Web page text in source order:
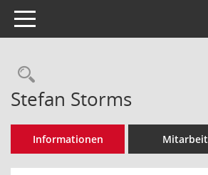
Toggle navigation
Rechercheauswahl
Stefan Storms
Informationen Mitarbeit